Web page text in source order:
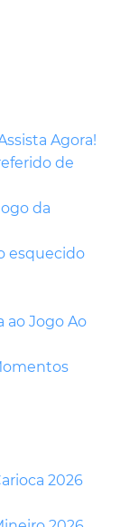
Agora!
de
da
esquecido
ao Jogo Ao
2026